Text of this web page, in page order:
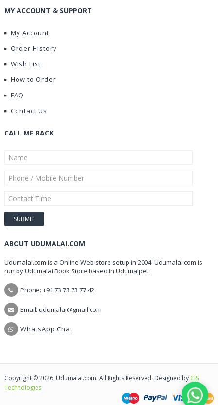
MY ACCOUNT & SUPPORT
My Account
Order History
Wish List
How to Order
FAQ
Contact Us
CALL ME BACK
ABOUT UDUMALAI.COM
Udumalai.com is a Online Web store setup in 2004. Udumalai.com is
run by Udumalai Book Store based in Udumalpet.
Phone: +91 73 73 73 77 42
Email: udumalai@gmail.com
WhatsApp Chat
Copyright © 2026, Udumalai.com. All Rights Reserved. Designed by CIS
Technologies